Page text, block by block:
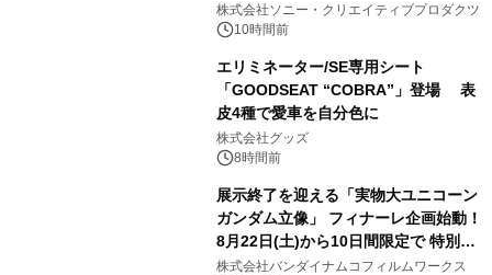
株式会社ソニー・クリエイティブプロダクツ
10時間前
エリミネーター/SE専用シート
「GOODSEAT “COBRA”」登場 表
皮4種で愛車を自分色に
株式会社グッズ
8時間前
展示終了を迎える「実物大ユニコーン
ガンダム立像」 フィナーレ企画始動！
8月22日(土)から10日間限定で 特別映
像『UNICORN GUNDAM Statue ―
株式会社バンダイナムコフィルムワークス